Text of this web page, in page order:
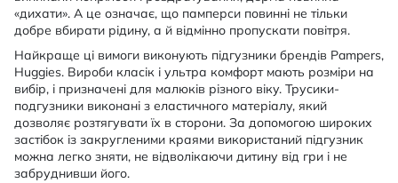
«дихати». А це означає, що памперси повинні не тільки
добре вбирати рідину, а й відмінно пропускати повітря.
Найкраще ці вимоги виконують підгузники брендів Pampers,
Huggies. Вироби класік і ультра комфорт мають розміри на
вибір, і призначені для малюків різного віку. Трусики-
подгузники виконані з еластичного матеріалу, який
дозволяє розтягувати їх в сторони. За допомогою широких
застібок із закругленими краями використаний підгузник
можна легко зняти, не відволікаючи дитину від гри і не
забруднивши його.